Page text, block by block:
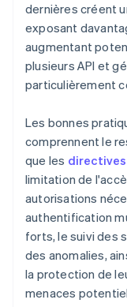
dernières créent
exposant
augmentant
plusieurs API et
particulièrement
Les bonnes
comprennent le
que les directives
limitation de
autorisations
authentification
forts, le suivi des
des anomalies,
la protection de
menaces